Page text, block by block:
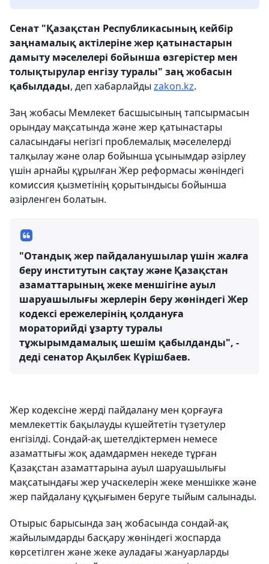
Сенат "Қазақстан Республикасының кейбір
заңнамалық актілеріне жер қатынастарын
дамыту мәселелері бойынша өзгерістер мен
толықтырулар енгізу туралы" заң жобасын
қабылдады, деп хабарлайды zakon.kz.
Заң жобасы Мемлекет басшысының тапсырмасын
орындау мақсатында және жер қатынастары
саласындағы негізгі проблемалық мәселелерді
талқылау және олар бойынша ұсынымдар әзірлеу
үшін арнайы құрылған Жер реформасы жөніндегі
комиссия қызметінің қорытындысы бойынша
әзірленген болатын.
"Отандық жер пайдаланушылар үшін жалға
беру институтын сақтау және Қазақстан
азаматтарының жеке меншігіне ауыл
шаруашылығы жерлерін беру жөніндегі Жер
кодексі ережелерінің қолдануға
мораторийді ұзарту туралы
тұжырымдамалық шешім қабылданды", -
деді сенатор Ақылбек Күрішбаев.
Жер кодексіне жерді пайдалану мен қорғауға
мемлекеттік бақылауды күшейтетін түзетулер
енгізілді. Сондай-ақ шетелдіктермен немесе
азаматтығы жоқ адамдармен некеде тұрған
Қазақстан азаматтарына ауыл шаруашылығы
мақсатындағы жер учаскелерін жеке меншікке және
жер пайдалану құқығымен беруге тыйым салынады.
Отырыс барысында заң жобасында сондай-ақ
жайылымдарды басқару жөніндегі жоспарда
көрсетілген және жеке ауладағы жануарларды